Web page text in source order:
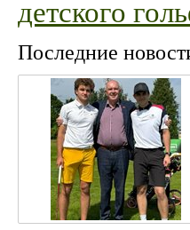
детского
Последние